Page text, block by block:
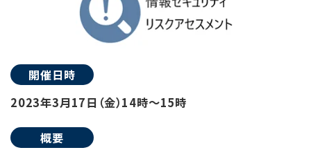
開催日時
2023年3月17日（金）14時～15時
概要